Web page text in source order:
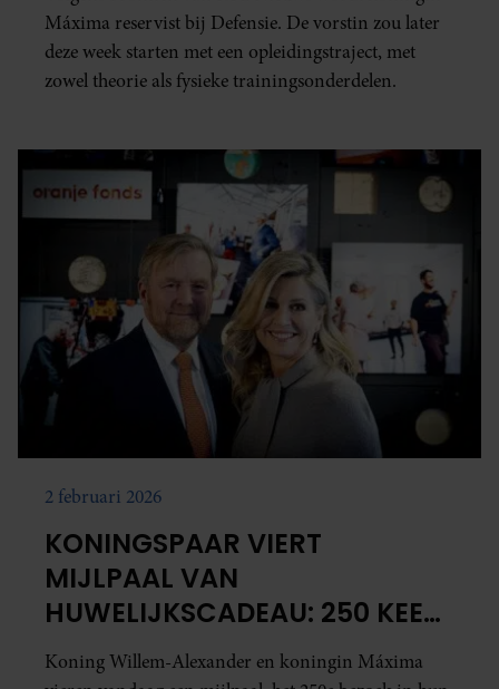
Máxima reservist bij Defensie. De vorstin zou later
deze week starten met een opleidingstraject, met
zowel theorie als fysieke trainingsonderdelen.
2 februari 2026
KONINGSPAAR VIERT
MIJLPAAL VAN
HUWELIJKSCADEAU: 250 KEER
ORANJE FONDS
Koning Willem-Alexander en koningin Máxima